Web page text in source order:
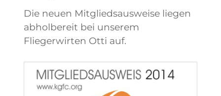
Die neuen Mitgliedsausweise liegen
abholbereit bei unserem
Fliegerwirten Otti auf.